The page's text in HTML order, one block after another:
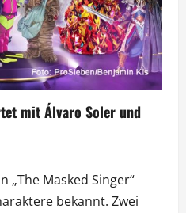
mit Álvaro Soler und
„The Masked Singer“
bekannt. Zwei